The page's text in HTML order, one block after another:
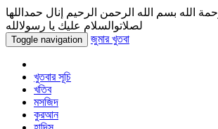
الله بسم الله الرحمن الرحيم إنال حمداللها
لصلاتوالسلام عليك يا رسولالله
Toggle navigation জুমার খুতবা
খুতবার সূচি
খতিব
মসজিদ
কুরআন